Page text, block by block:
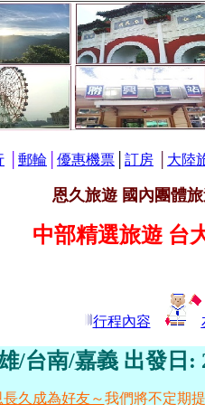
郵輪 優惠機票 訂房 大陸
恩久旅遊 國內團體
中部精選旅遊 台
行程內容
/台南/嘉義 出發日:
久成為好友～我們將不定期